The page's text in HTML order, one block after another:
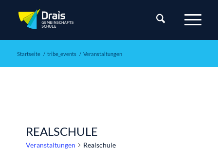
Startseite / tribe_events / Veranstaltungen
REALSCHULE
Veranstaltungen Realschule